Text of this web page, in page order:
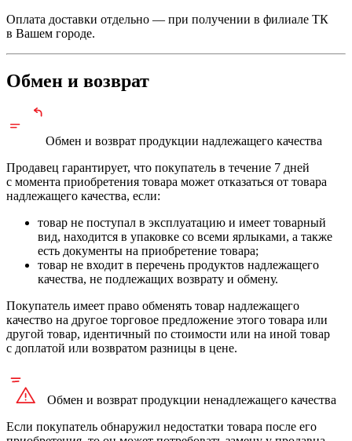
Оплата доставки отдельно — при получении в филиале ТК
в Вашем городе.
Обмен и возврат
Обмен и возврат продукции надлежащего качества
Продавец гарантирует, что покупатель в течение 7 дней
с момента приобретения товара может отказаться от товара
надлежащего качества, если:
товар не поступал в эксплуатацию и имеет товарный
вид, находится в упаковке со всеми ярлыками, а также
есть документы на приобретение товара;
товар не входит в перечень продуктов надлежащего
качества, не подлежащих возврату и обмену.
Покупатель имеет право обменять товар надлежащего
качество на другое торговое предложение этого товара или
другой товар, идентичный по стоимости или на иной товар
с доплатой или возвратом разницы в цене.
Обмен и возврат продукции ненадлежащего качества
Если покупатель обнаружил недостатки товара после его